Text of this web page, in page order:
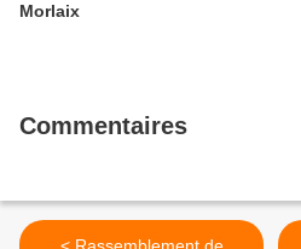
Morlaix
Commentaires